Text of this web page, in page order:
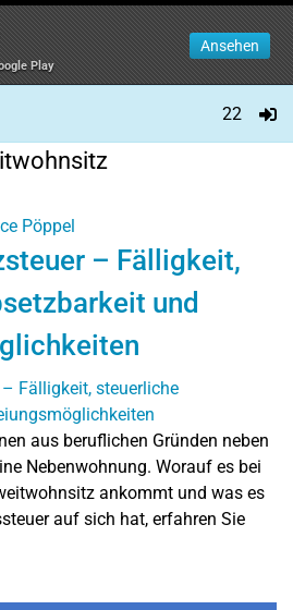
Play
Ansehen
22
Pöppel
– Fälligkeit,
und
aus beruflichen Gründen neben
Nebenwohnung. Worauf es bei
ankommt und was es
auf sich hat, erfahren Sie